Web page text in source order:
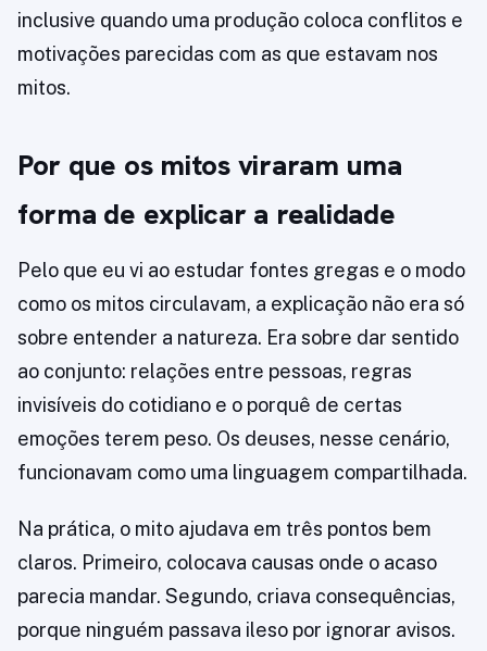
inclusive quando uma produção coloca conflitos e
motivações parecidas com as que estavam nos
mitos.
Por que os mitos viraram uma
forma de explicar a realidade
Pelo que eu vi ao estudar fontes gregas e o modo
como os mitos circulavam, a explicação não era só
sobre entender a natureza. Era sobre dar sentido
ao conjunto: relações entre pessoas, regras
invisíveis do cotidiano e o porquê de certas
emoções terem peso. Os deuses, nesse cenário,
funcionavam como uma linguagem compartilhada.
Na prática, o mito ajudava em três pontos bem
claros. Primeiro, colocava causas onde o acaso
parecia mandar. Segundo, criava consequências,
porque ninguém passava ileso por ignorar avisos.